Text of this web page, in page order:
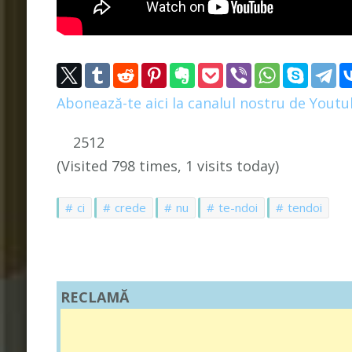
Abonează-te aici la canalul nostru de
2512
(Visited 798 times, 1 visits today)
ci crede nu te-ndoi tendoi
RECLAMĂ